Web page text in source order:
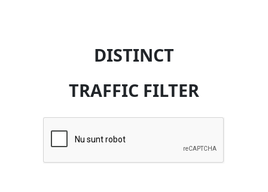
DISTINCT
TRAFFIC FILTER